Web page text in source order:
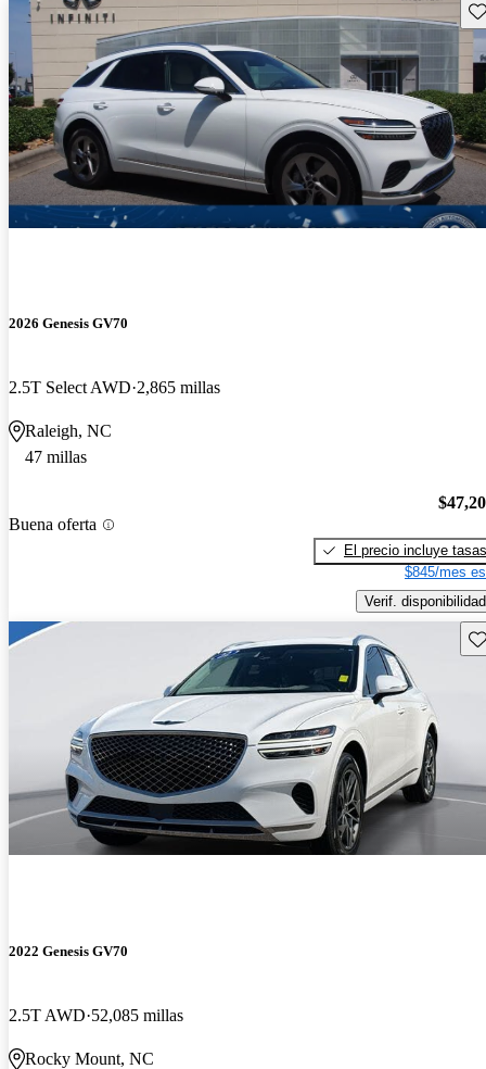
2026 Genesis GV70
2.5T Select AWD 2,865 millas
Raleigh, NC
47 millas
Buena oferta
El precio incluye tasas
$845/mes
Verif. disponibilidad
2022 Genesis GV70
2.5T AWD 52,085 millas
Rocky Mount, NC